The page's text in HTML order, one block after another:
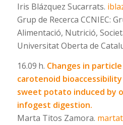
Iris Blázquez Sucarrats.
Grup de Recerca CCNIEC:
Alimentació, Nutrició,
Universitat Oberta de
16.09 h. Changes in
carotenoid
sweet potato induced by
infogest digestion.
Marta Titos Zamora.